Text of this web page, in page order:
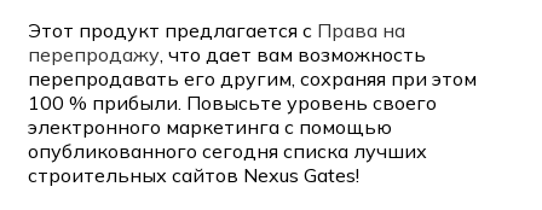
Этот продукт предлагается с Права на
перепродажу , что дает вам возможность
перепродавать его другим, сохраняя при этом
100 % прибыли. Повысьте уровень своего
электронного маркетинга с помощью
опубликованного сегодня списка лучших
строительных сайтов Nexus Gates!